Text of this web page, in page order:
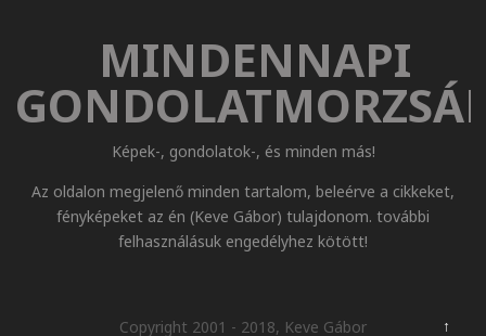
MINDENNAPI
Képek-, gondolatok-, és minden más!
Az oldalon megjelenő minden tartalom, beleérve a cikkeket,
fényképeket az én (Keve Gábor) tulajdonom. további
felhasználásuk engedélyhez kötött!
Copyright 2001 - 2018, Keve Gábor ↑